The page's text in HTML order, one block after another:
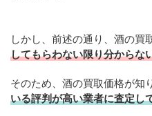
しかし、前述の通り、酒の買
してもらわない限り分からな
そのため、酒の買取価格が知
いる評判が高い業者に査定し